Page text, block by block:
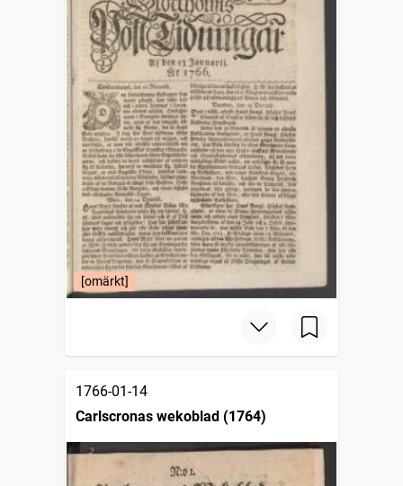
[omärkt]
1766-01-14
Carlscronas wekoblad (1764)